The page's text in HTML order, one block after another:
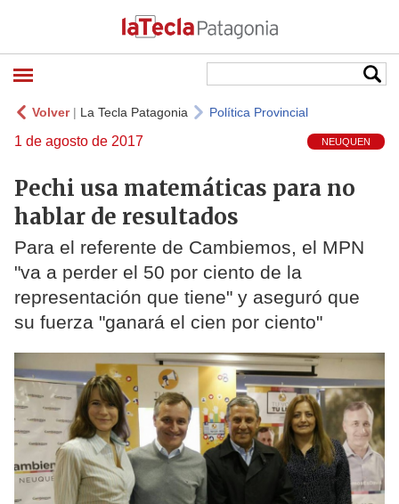
Volver| La Tecla Patagonia Política Provincial
1 de agosto de 2017 NEUQUEN
Pechi usa matemáticas para no
hablar de resultados
Para el referente de Cambiemos, el MPN
"va a perder el 50 por ciento de la
representación que tiene" y aseguró que
su fuerza "ganará el cien por ciento"